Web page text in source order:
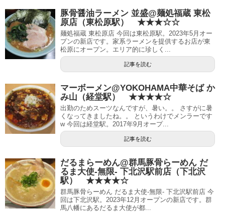
豚骨醤油ラーメン 並盛@麺処福蔵 東松
原店（東松原駅） ★★★☆☆
麺処福蔵 東松原店 今回は東松原駅。2023年5月オー
プンの新店です。家系ラーメンを提供するお店が東
松原にオープン。エリア的に珍しく...
記事を読む
マーボーメン@YOKOHAMA中華そば か
み山（経堂駅） ★★★★☆
出勤のためスーツなんですが、暑い。。 さすがに暑
くなってきましたね。。 というわけでメンラーです
w 今回は経堂駅。2017年9月オープ...
記事を読む
だるまらーめん@群馬豚骨らーめん だ
るま大使-無限- 下北沢駅前店（下北沢
駅） ★★★★☆
群馬豚骨らーめん だるま大使-無限- 下北沢駅前店 今
回は下北沢駅。2023年12月オープンの新店です。群
馬八幡にあるだるま大使が都...